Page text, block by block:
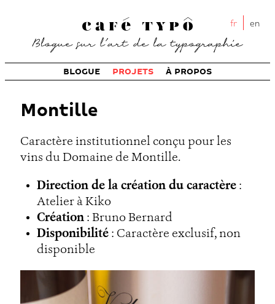
fr en
BLOGUE PROJETS À PROPOS
Montille
Caractère institutionnel conçu pour les
vins du Domaine de Montille.
Direction de la création du caractère :
Atelier à Kiko
Création : Bruno Bernard
Disponibilité : Caractère exclusif, non
disponible